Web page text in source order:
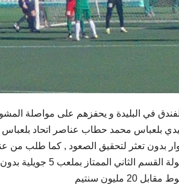
في البليدة و يحفزهم على مواصلة
بلعباس محمد حطاب عناصر اتحاد بلعباس
بدون تعثر لتحقيق الصعود , كما طلب من
مليون سنتيم